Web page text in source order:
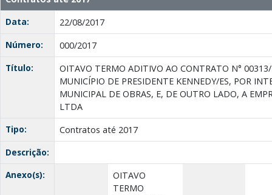
Data:
22/08/2017
Número:
000/2017
Título:
OITAVO TERMO ADITIVO AO CONTRATO N°
MUNICÍPIO DE PRESIDENTE KENNEDY/ES, POR
MUNICIPAL DE OBRAS, E, DE OUTRO LADO, A
LTDA
Tipo:
Contratos até 2017
Descrição:
Anexo(s):
OITAVO
TERMO